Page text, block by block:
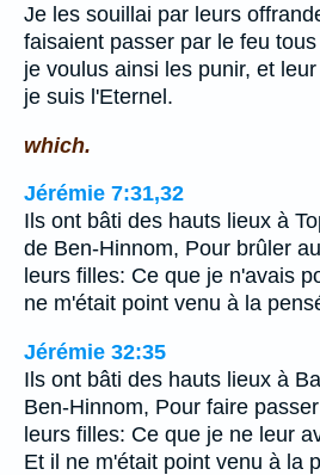
Je les souillai par leurs
faisaient passer par le feu
je voulus ainsi les punir, et
je suis l'Eternel.
which.
Jérémie 7:31,32
Ils ont bâti des hauts lieux à
de Ben-Hinnom, Pour brûler
leurs filles: Ce que je n'avais
ne m'était point venu à la
Jérémie 32:35
Ils ont bâti des hauts lieux à
Ben-Hinnom, Pour faire
leurs filles: Ce que je ne leur
Et il ne m'était point venu à la